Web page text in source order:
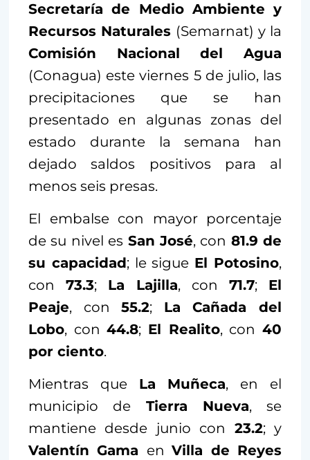
Secretaría de Medio Ambiente y
Recursos Naturales (Semarnat) y la
Comisión Nacional del Agua
(Conagua) este viernes 5 de julio, las
precipitaciones que se han
presentado en algunas zonas del
estado durante la semana han
dejado saldos positivos para al
menos seis presas.
El embalse con mayor porcentaje
de su nivel es San José, con 81.9 de
su capacidad; le sigue El Potosino,
con 73.3; La Lajilla, con 71.7; El
Peaje, con55.2; La Cañada del
Lobo, con44.8; El Realito, con40
por ciento.
Mientras que La Muñeca, en el
municipio de Tierra Nueva, se
mantiene desde junio con 23.2; y
Valentín Gama enVilla de Reyes